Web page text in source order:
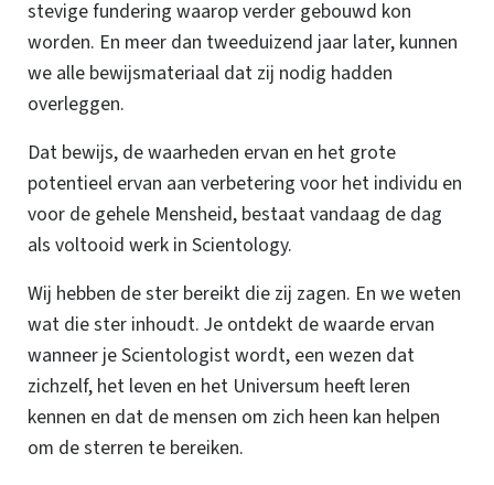
stevige fundering waarop verder gebouwd kon
worden. En meer dan tweeduizend jaar later, kunnen
we alle bewijsmateriaal dat zij nodig hadden
overleggen.
Dat bewijs, de waarheden ervan en het grote
potentieel ervan aan verbetering voor het individu en
voor de gehele Mensheid, bestaat vandaag de dag
als voltooid werk in Scientology.
Wij hebben de ster bereikt die zij zagen. En we weten
wat die ster inhoudt. Je ontdekt de waarde ervan
wanneer je Scientologist wordt, een wezen dat
zichzelf, het leven en het Universum heeft leren
kennen en dat de mensen om zich heen kan helpen
om de sterren te bereiken.